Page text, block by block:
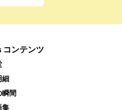
コンテンツ
細
瞬間
集